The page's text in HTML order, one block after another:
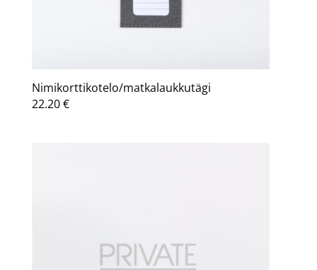
Nimikorttikotelo/matkalaukkutägi
22.20€